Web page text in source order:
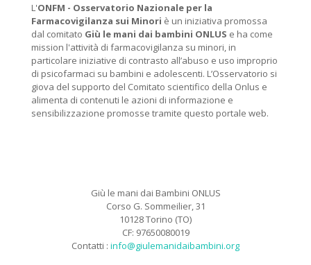
L'ONFM - Osservatorio Nazionale per la
Farmacovigilanza sui Minori è un iniziativa promossa
dal comitato Giù le mani dai bambini ONLUS e ha come
mission l'attività di farmacovigilanza su minori, in
particolare iniziative di contrasto all’abuso e uso improprio
di psicofarmaci su bambini e adolescenti. L’Osservatorio si
giova del supporto del Comitato scientifico della Onlus e
alimenta di contenuti le azioni di informazione e
sensibilizzazione promosse tramite questo portale web.
Giù le mani dai Bambini ONLUS
Corso G. Sommeilier, 31
10128 Torino (TO)
CF: 97650080019
Contatti : info@giulemanidaibambini.org